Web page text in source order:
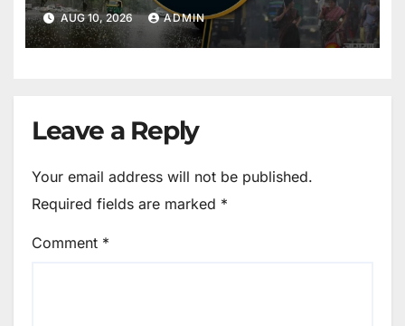
AUG 10, 2026 ADMIN
Leave a Reply
Your email address will not be published.
Required fields are marked *
Comment *